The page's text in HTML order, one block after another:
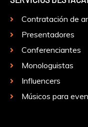
Contratación de
Presentadores
Conferenciantes
Monologuistas
Influencers
Músicos para